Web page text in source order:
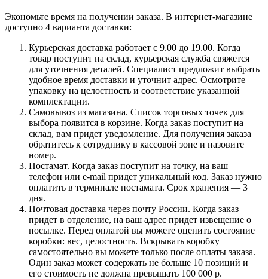
Экономьте время на получении заказа. В интернет-магазине
доступно 4 варианта доставки:
Курьерская доставка работает с 9.00 до 19.00. Когда
товар поступит на склад, курьерская служба свяжется
для уточнения деталей. Специалист предложит выбрать
удобное время доставки и уточнит адрес. Осмотрите
упаковку на целостность и соответствие указанной
комплектации.
Самовывоз из магазина. Список торговых точек для
выбора появится в корзине. Когда заказ поступит на
склад, вам придет уведомление. Для получения заказа
обратитесь к сотруднику в кассовой зоне и назовите
номер.
Постамат. Когда заказ поступит на точку, на ваш
телефон или e-mail придет уникальный код. Заказ нужно
оплатить в терминале постамата. Срок хранения — 3
дня.
Почтовая доставка через почту России. Когда заказ
придет в отделение, на ваш адрес придет извещение о
посылке. Перед оплатой вы можете оценить состояние
коробки: вес, целостность. Вскрывать коробку
самостоятельно вы можете только после оплаты заказа.
Один заказ может содержать не больше 10 позиций и
его стоимость не должна превышать 100 000 р.